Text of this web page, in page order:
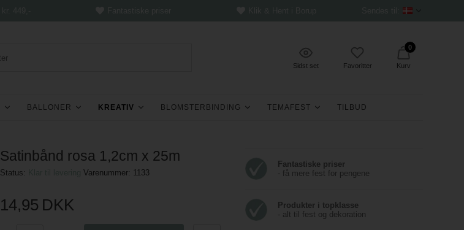
Sidst set Favoritter
0
Kurv
BALLONER KREATIV BLOMSTERBINDING TEMAFEST TILBUD
Satinbånd rosa 1,2cm x 25m
Status: Klar til leveringVarenummer: 1133
14,95 DKK
Fantastiske priser
- få mere fest for pengene
Produkter i topklasse
- alt til fest og dekoration